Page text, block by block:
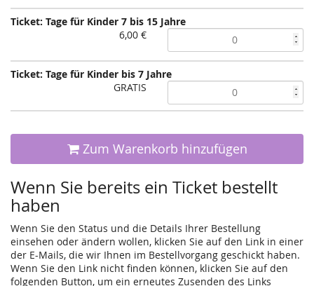
Ticket: Tage für Kinder 7 bis 15 Jahre
6,00 €
Ticket: Tage für Kinder bis 7 Jahre
GRATIS
Zum Warenkorb hinzufügen
Wenn Sie bereits ein Ticket bestellt
haben
Wenn Sie den Status und die Details Ihrer Bestellung
einsehen oder ändern wollen, klicken Sie auf den Link in einer
der E-Mails, die wir Ihnen im Bestellvorgang geschickt haben.
Wenn Sie den Link nicht finden können, klicken Sie auf den
folgenden Button, um ein erneutes Zusenden des Links